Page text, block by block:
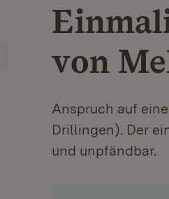
von
Anspruch auf
Drillingen). Der
und unpfändbar.